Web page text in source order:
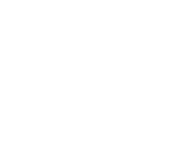
알아두
이미지
06 소
창업을